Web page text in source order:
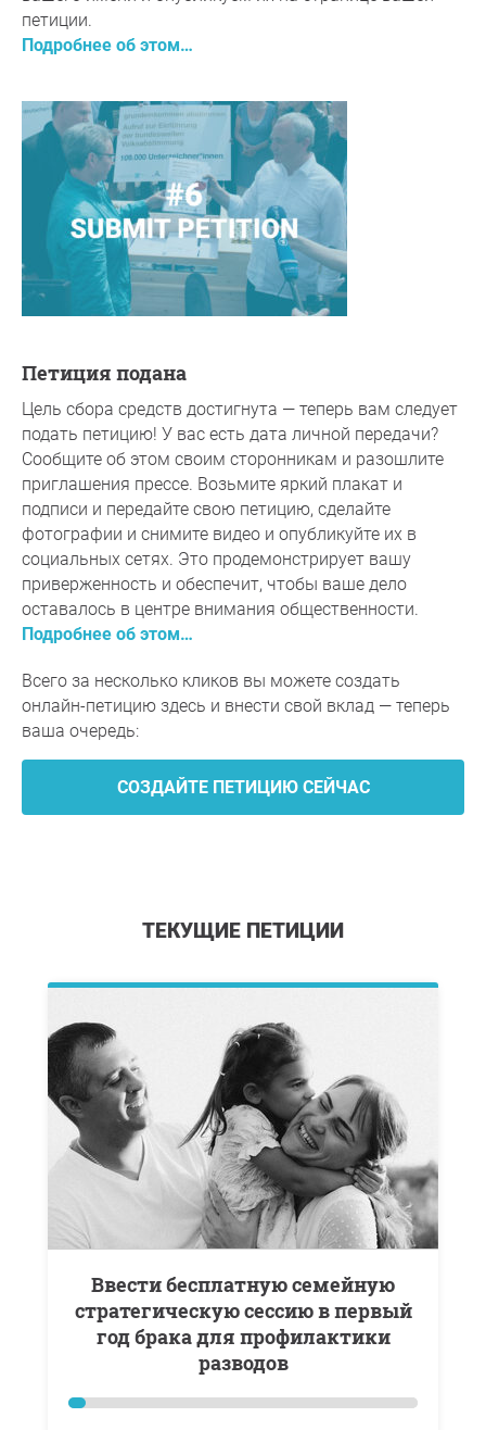
петиции.
Подробнее об этом…
Петиция подана
Цель сбора средств достигнута — теперь вам следует
подать петицию! У вас есть дата личной передачи?
Сообщите об этом своим сторонникам и разошлите
приглашения прессе. Возьмите яркий плакат и
подписи и передайте свою петицию, сделайте
фотографии и снимите видео и опубликуйте их в
социальных сетях. Это продемонстрирует вашу
приверженность и обеспечит, чтобы ваше дело
оставалось в центре внимания общественности.
Подробнее об этом…
Всего за несколько кликов вы можете создать
онлайн-петицию здесь и внести свой вклад — теперь
ваша очередь:
СОЗДАЙТЕ ПЕТИЦИЮ СЕЙЧАС
ТЕКУЩИЕ ПЕТИЦИИ
Ввести бесплатную семейную
стратегическую сессию в первый
год брака для профилактики
разводов